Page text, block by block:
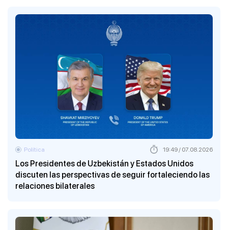
Los Presidentes de Uzbekistán y Estados Unidos
discuten las perspectivas de seguir fortaleciendo las
relaciones bilaterales
Política 19:49 / 07.08.2026